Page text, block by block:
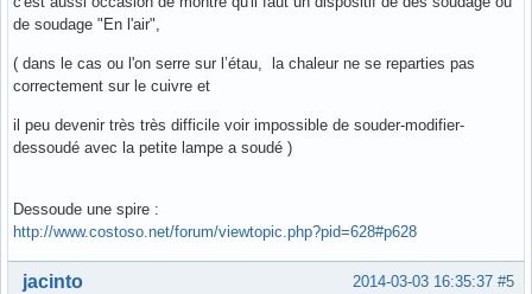
de soudage "En l'air",
( dans le cas ou l'on serre sur l’étau, la chaleur ne se reparties pas
correctement sur le cuivre et
il peu devenir très très difficile voir impossible de souder-modifier-
dessoudé avec la petite lampe a soudé )
Dessoude une spire :
http://www.costoso.net/forum/viewtopic.php?pid=628#p628
Hors ligne #5
2014-03-03 16:35:37
jacinto